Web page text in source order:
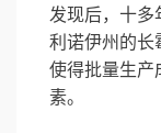
发现后，十多
利诺伊州的长
使得批量生产
素。